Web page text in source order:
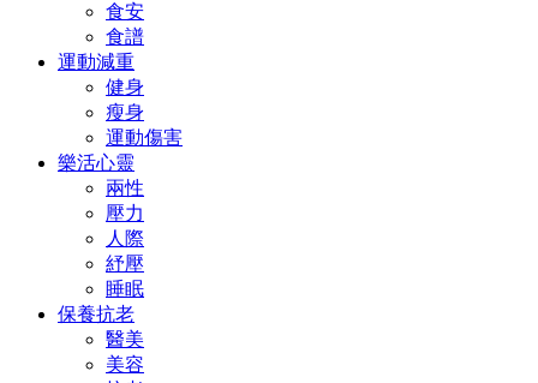
食安
食譜
運動減重
健身
瘦身
運動傷害
樂活心靈
兩性
壓力
人際
紓壓
睡眠
保養抗老
醫美
美容